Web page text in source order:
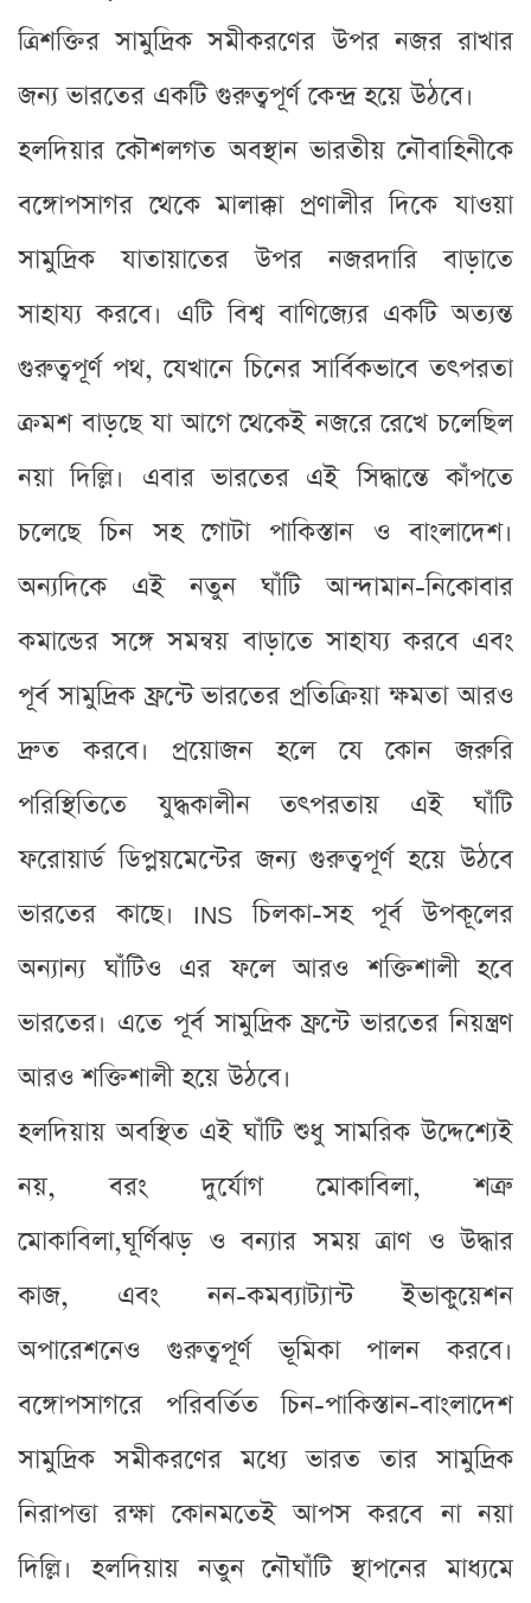
ত্রিশক্তির সামুদ্রিক সমীকরণের উপর নজর রাখার
জন্য ভারতের একটি গুরুত্বপূর্ণ কেন্দ্র হয়ে উঠবে।
হলদিয়ার কৌশলগত অবস্থান ভারতীয় নৌবাহিনীকে
বঙ্গোপসাগর থেকে মালাক্কা প্রণালীর দিকে যাওয়া
সামুদ্রিক যাতায়াতের উপর নজরদারি বাড়াতে
সাহায্য করবে। এটি বিশ্ব বাণিজ্যের একটি অত্যন্ত
গুরুত্বপূর্ণ পথ, যেখানে চিনের সার্বিকভাবে তৎপরতা
ক্রমশ বাড়ছে যা আগে থেকেই নজরে রেখে চলেছিল
নয়া দিল্লি। এবার ভারতের এই সিদ্ধান্তে কাঁপতে
চলেছে চিন সহ গোটা পাকিস্তান ও বাংলাদেশ।
অন্যদিকে এই নতুন ঘাঁটি আন্দামান-নিকোবার
কমান্ডের সঙ্গে সমন্বয় বাড়াতে সাহায্য করবে এবং
পূর্ব সামুদ্রিক ফ্রন্টে ভারতের প্রতিক্রিয়া ক্ষমতা আরও
দ্রুত করবে। প্রয়োজন হলে যে কোন জরুরি
পরিস্থিতিতে যুদ্ধকালীন তৎপরতায় এই ঘাঁটি
ফরোয়ার্ড ডিপ্লয়মেন্টের জন্য গুরুত্বপূর্ণ হয়ে উঠবে
ভারতের কাছে। INS চিলকা-সহ পূর্ব উপকূলের
অন্যান্য ঘাঁটিও এর ফলে আরও শক্তিশালী হবে
ভারতের। এতে পূর্ব সামুদ্রিক ফ্রন্টে ভারতের নিয়ন্ত্রণ
আরও শক্তিশালী হয়ে উঠবে।
হলদিয়ায় অবস্থিত এই ঘাঁটি শুধু সামরিক উদ্দেশ্যেই
নয়, বরং দুর্যোগ মোকাবিলা, শত্রু
মোকাবিলা,ঘূর্ণিঝড় ও বন্যার সময় ত্রাণ ও উদ্ধার
কাজ, এবং নন-কমব্যাট্যান্ট ইভাকুয়েশন
অপারেশনেও গুরুত্বপূর্ণ ভূমিকা পালন করবে।
বঙ্গোপসাগরে পরিবর্তিত চিন-পাকিস্তান-বাংলাদেশ
সামুদ্রিক সমীকরণের মধ্যে ভারত তার সামুদ্রিক
নিরাপত্তা রক্ষা কোনমতেই আপস করবে না নয়া
দিল্লি। হলদিয়ায় নতুন নৌঘাঁটি স্থাপনের মাধ্যমে